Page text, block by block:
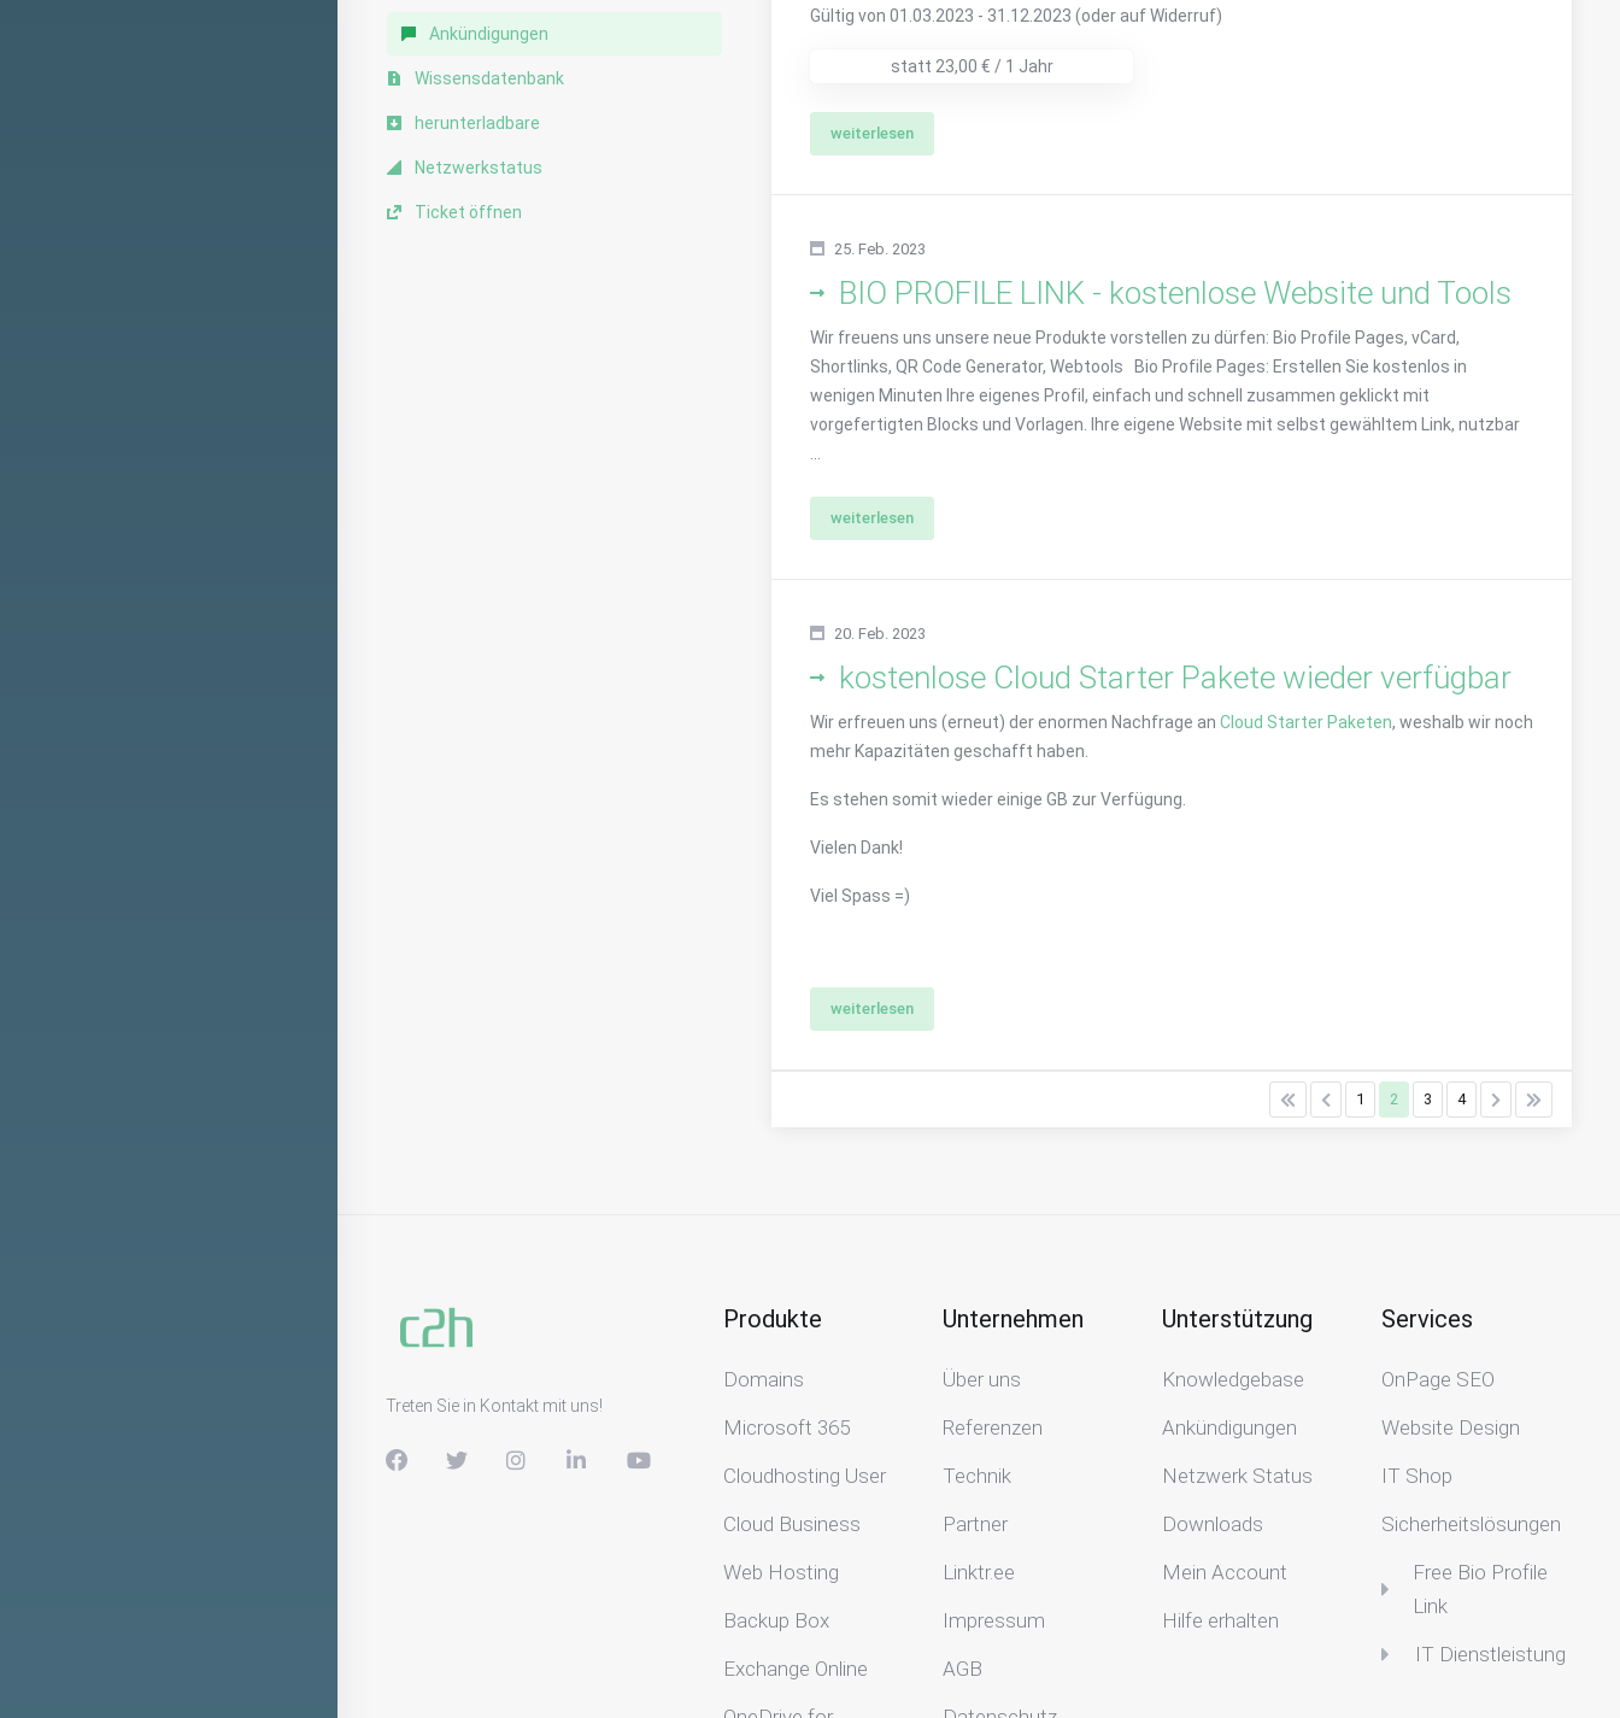
Ankündigungen
Wissensdatenbank
herunterladbare
Netzwerkstatus
Ticket öffnen
Gültig von 01.03.2023 - 31.12.2023 (oder auf Widerruf)
statt 23,00 € / 1 Jahr
weiterlesen
25. Feb. 2023
BIO PROFILE LINK - kostenlose Website und Tools
Wir freuens uns unsere neue Produkte vorstellen zu dürfen: Bio Profile Pages, vCard,
Shortlinks, QR Code Generator, Webtools Bio Profile Pages: Erstellen Sie kostenlos in
wenigen Minuten Ihre eigenes Profil, einfach und schnell zusammen geklickt mit
vorgefertigten Blocks und Vorlagen. Ihre eigene Website mit selbst gewähltem Link, nutzbar
weiterlesen
20. Feb. 2023
kostenlose Cloud Starter Pakete wieder verfügbar
Wir erfreuen uns (erneut) der enormen Nachfrage an Cloud Starter Paketen, weshalb wir noch
mehr Kapazitäten geschafft haben.
Es stehen somit wieder einige GB zur Verfügung.
Vielen Dank!
Viel Spass =)
weiterlesen
1 2 3 4
Treten Sie in Kontakt mit uns!
Produkte
Domains
Microsoft 365
Cloudhosting User
Cloud Business
Web Hosting
Backup Box
Exchange Online
Unternehmen
Über uns
Referenzen
Technik
Partner
Linktr.ee
Impressum
AGB
Unterstützung
Knowledgebase
Ankündigungen
Netzwerk Status
Downloads
Mein Account
Hilfe erhalten
Services
OnPage SEO
Website Design
IT Shop
Sicherheitslösungen
Free Bio Profile
Link
IT Dienstleistung